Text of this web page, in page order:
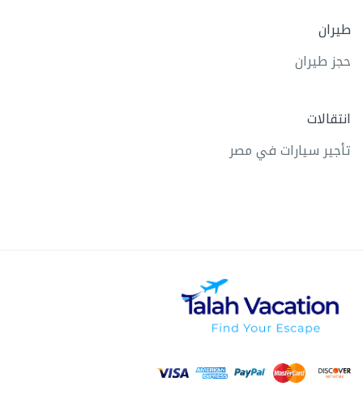
طيران
حجز طيران
انتقالات
تأجير سيارات في مصر